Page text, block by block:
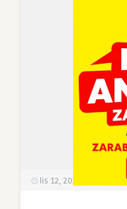
lis 12, 2023